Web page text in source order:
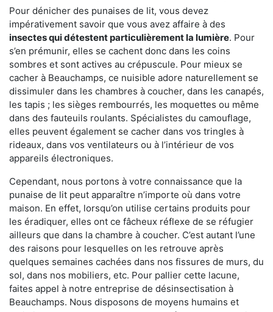
Pour dénicher des punaises de lit, vous devez
impérativement savoir que vous avez affaire à des
insectes qui détestent particulièrement la lumière. Pour
s’en prémunir, elles se cachent donc dans les coins
sombres et sont actives au crépuscule. Pour mieux se
cacher à Beauchamps, ce nuisible adore naturellement se
dissimuler dans les chambres à coucher, dans les canapés,
les tapis ; les sièges rembourrés, les moquettes ou même
dans des fauteuils roulants. Spécialistes du camouflage,
elles peuvent également se cacher dans vos tringles à
rideaux, dans vos ventilateurs ou à l’intérieur de vos
appareils électroniques.
Cependant, nous portons à votre connaissance que la
punaise de lit peut apparaître n’importe où dans votre
maison. En effet, lorsqu’on utilise certains produits pour
les éradiquer, elles ont ce fâcheux réflexe de se réfugier
ailleurs que dans la chambre à coucher. C’est autant l’une
des raisons pour lesquelles on les retrouve après
quelques semaines cachées dans nos fissures de murs, du
sol, dans nos mobiliers, etc. Pour pallier cette lacune,
faites appel à notre entreprise de désinsectisation à
Beauchamps. Nous disposons de moyens humains et